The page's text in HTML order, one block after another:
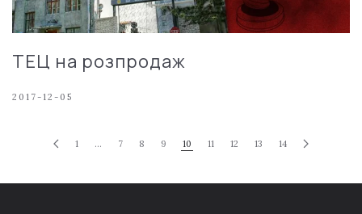
ТЕЦ на розпродаж
2017-12-05
1 … 7 8 9 10 11 12 13 14